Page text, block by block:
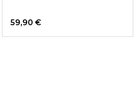
59,90 €